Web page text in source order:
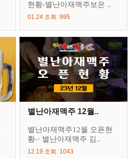
현황-별난아재맥주보은 ..
01.24 조회: 995
별난아재맥주 12월..
별난아재맥주12월 오픈현
황-· 별난아재맥주 김..
12.19 조회: 1043